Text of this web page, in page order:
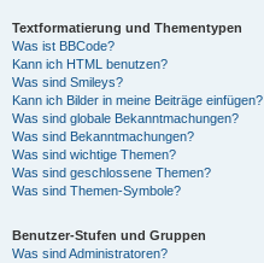
Textformatierung und Thementypen
Was ist BBCode?
Kann ich HTML benutzen?
Was sind Smileys?
Kann ich Bilder in meine Beiträge einfügen?
Was sind globale Bekanntmachungen?
Was sind Bekanntmachungen?
Was sind wichtige Themen?
Was sind geschlossene Themen?
Was sind Themen-Symbole?
Benutzer-Stufen und Gruppen
Was sind Administratoren?